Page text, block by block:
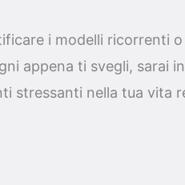
i modelli ricorrenti
appena ti svegli, sarai
stressanti nella tua vita